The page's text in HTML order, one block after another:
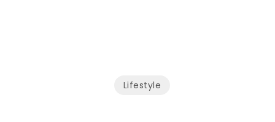
Lifestyle